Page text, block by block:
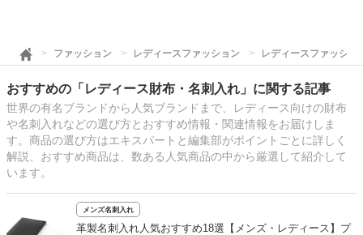
ファッション レディースファッション レディースファッショ
おすすめの「レディース財布・名刺入れ」に関する記事
世界の有名ブランドから人気ブランドまで、レディース向けの財布
や名刺入れなどの選び方とおすすめ情報・関連情報をお届けしま
す。商品の選び方はエキスパートと編集部がポイントごとに詳しく
解説、おすすめ商品は、数ある人気商品の中から厳選して紹介して
います。
メンズ名刺入れ
革製名刺入れ人気おすすめ18選【メンズ・レディース】プ